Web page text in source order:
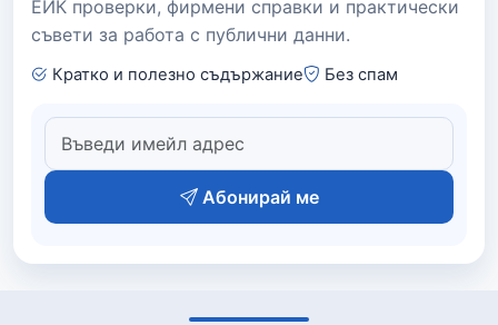
ЕИК проверки, фирмени справки и практически
съвети за работа с публични данни.
Кратко и полезно съдържание Без спам
Абонирай ме